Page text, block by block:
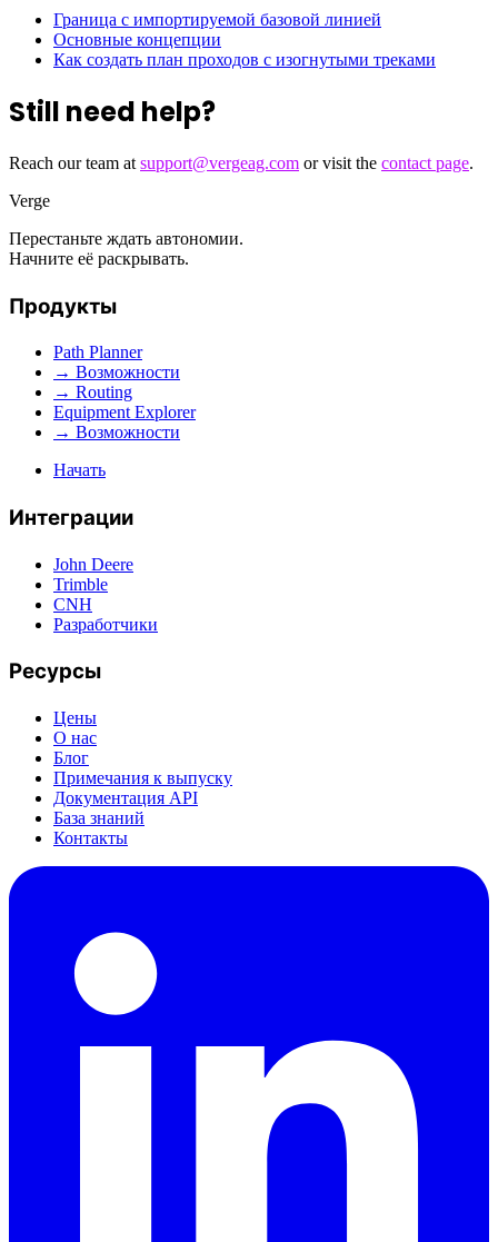
Граница с импортируемой базовой линией
Основные концепции
Как создать план проходов с изогнутыми треками
Still need help?
Reach our team at support@vergeag.com or visit the contact page.
Verge
Перестаньте ждать автономии.
Начните её раскрывать.
Продукты
Path Planner
→ Возможности
→ Routing
Equipment Explorer
→ Возможности
Начать
Интеграции
John Deere
Trimble
CNH
Разработчики
Ресурсы
Цены
О нас
Блог
Примечания к выпуску
Документация API
База знаний
Контакты